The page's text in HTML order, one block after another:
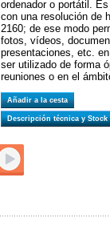
ordenador o portátil.
con una resolución de
2160; de ese modo
fotos, vídeos,
presentaciones, etc.
ser utilizado de forma
reuniones o en el
Añadir a la cesta
Descripción técnica y